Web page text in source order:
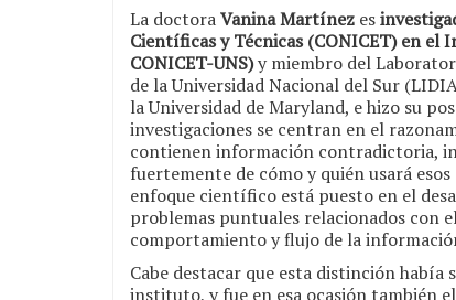
La doctoraVanina Martínez es
Científicas y Técnicas (CONICET) en
CONICET-UNS)y miembro del
de la Universidad Nacional del Sur
la Universidad de Maryland, e hizo su
investigaciones se centran en el
contienen información contradictoria,
fuertemente de cómo y quién usará
enfoque científico está puesto en el
problemas puntuales relacionados con
comportamiento y flujo de la
Cabe destacar que esta distinción
instituto, y fue en esa ocasión también